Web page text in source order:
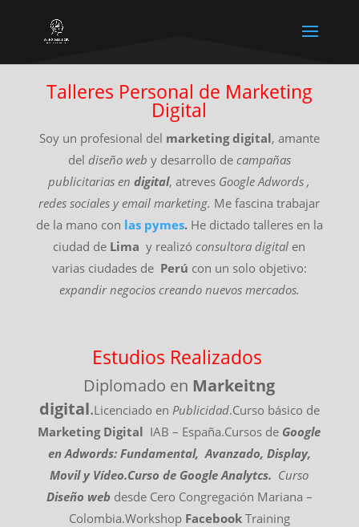
Talleres Personal de Marketing
Digital
Soy un profesional del marketing digital, amante
del diseño web y desarrollo de campañas
publicitarias en digital, atreves Google Adwords ,
redes sociales y email marketing. Me fascina trabajar
de la mano con las pymes. He dictado talleres en la
ciudad de Lima y realizó consultora digital en
varias ciudades de Perú con un solo objetivo:
expandir negocios creando nuevos mercados.
Estudios Realizados
Diplomado en Markeitng
digital.Licenciado en Publicidad.Curso básico de
Marketing Digital IAB – España.Cursos de Google
en Adwords: Fundamental, Avanzado, Display,
Movil y Vídeo.Curso de Google Analytcs. Curso
Diseño webdesde Cero Congregación Mariana –
Colombia.Workshop FacebookTraining